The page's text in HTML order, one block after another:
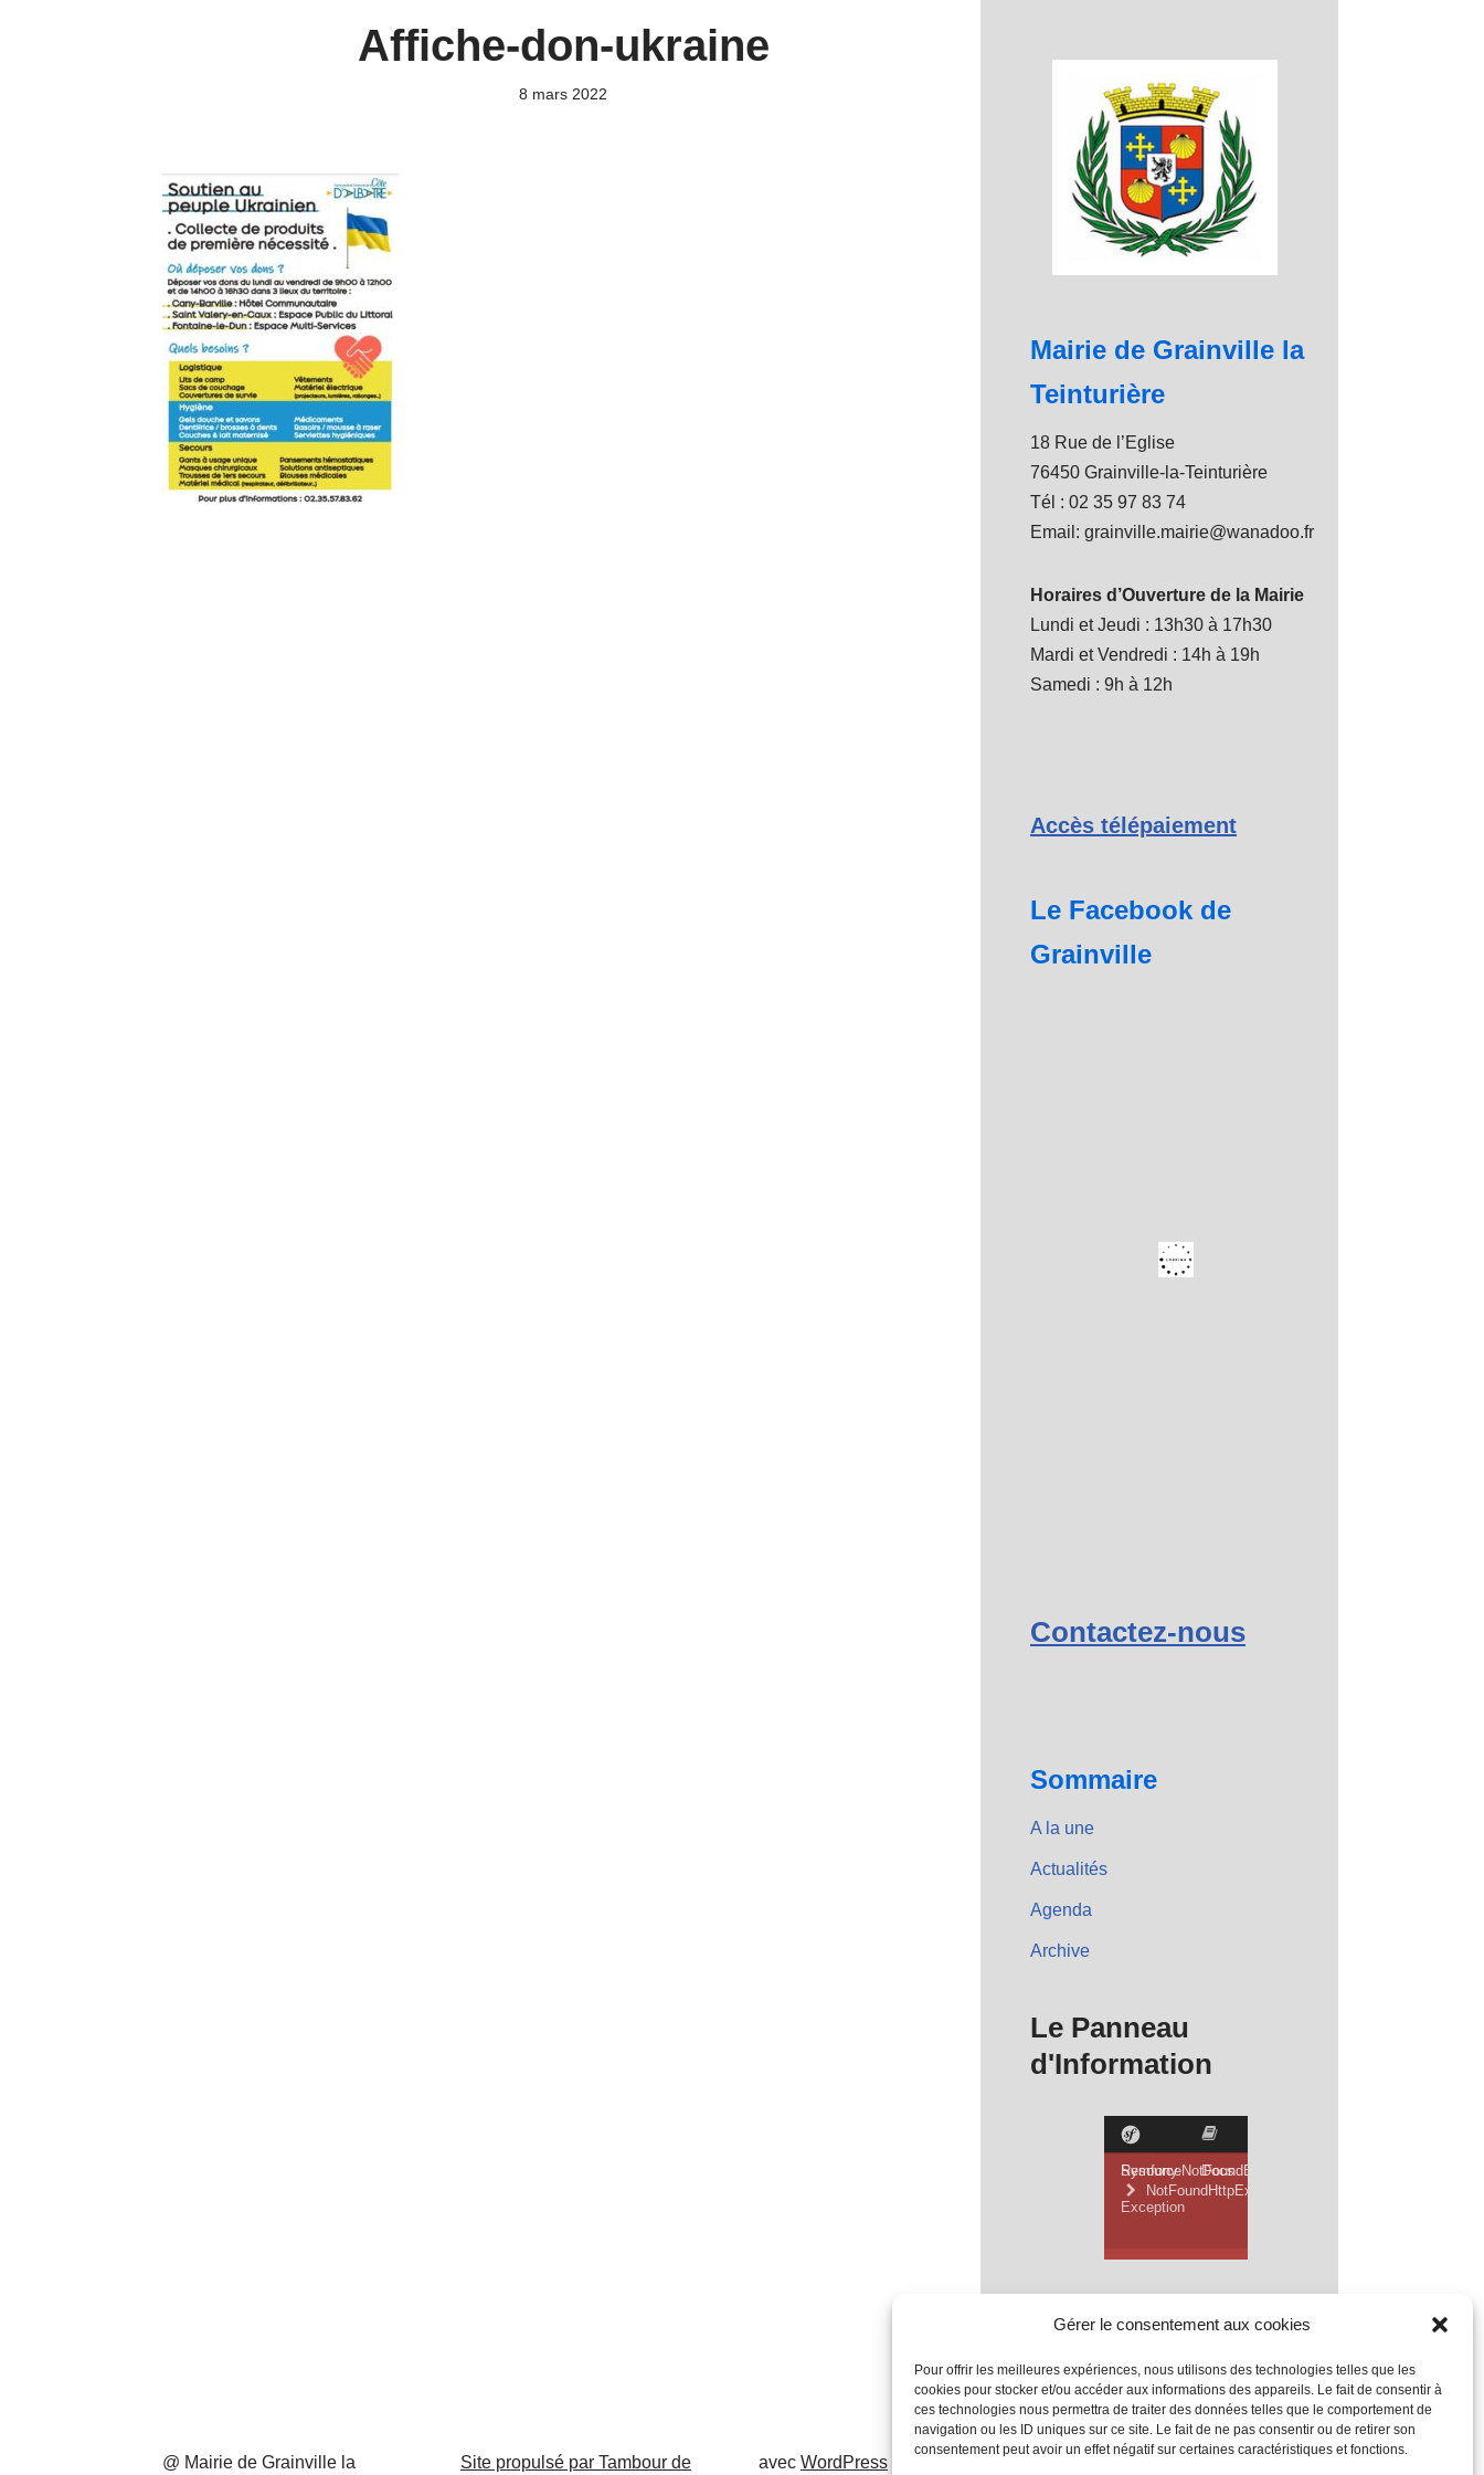
Gérer le consentement aux cookies
Pour offrir les meilleures expériences, nous utilisons des technologies telles que les
cookies pour stocker et/ou accéder aux informations des appareils. Le fait de consentir à
ces technologies nous permettra de traiter des données telles que le comportement de
navigation ou les ID uniques sur ce site. Le fait de ne pas consentir ou de retirer son
consentement peut avoir un effet négatif sur certaines caractéristiques et fonctions.
Affiche-don-ukraine
8 mars 2022
Mairie de Grainville la
Teinturière
18 Rue de l’Eglise
76450 Grainville-la-Teinturière
Tél : 02 35 97 83 74
Email: grainville.mairie@wanadoo.fr
Horaires d’Ouverture de la Mairie
Lundi et Jeudi : 13h30 à 17h30
Mardi et Vendredi : 14h à 19h
Samedi : 9h à 12h
Accès télépaiement
Le Facebook de
Grainville
Contactez-nous
Sommaire
A la une
Actualités
Agenda
Archive
Le Panneau
d'Information
@ Mairie de Grainville la Site propulsé par Tambour de avec WordPress Mentions Légales